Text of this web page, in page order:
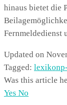
hinaus bietet die
Fernmeldedienst
Updated on
Tagged: lexikon
Was this article
Yes No